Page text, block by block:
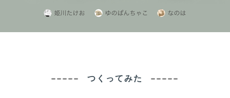
つくってみた